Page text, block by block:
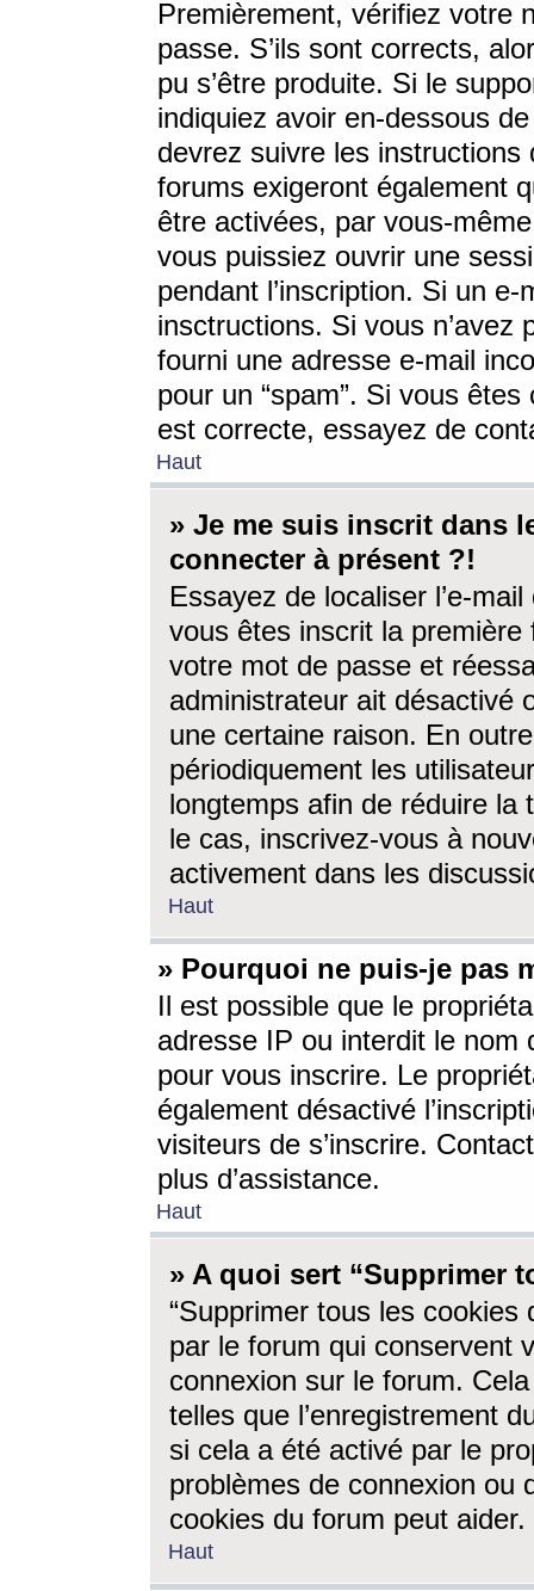
Premièrement, vérifiez votre
passe. S’ils sont corrects,
pu s’être produite. Si le
indiquiez avoir en-dessous
devrez suivre les
forums exigeront également
être activées, par vous-
vous puissiez ouvrir une
pendant l’inscription. Si un
insctructions. Si vous n’avez
fourni une adresse e-mail
pour un “spam”. Si vous
est correcte, essayez de
Haut
» Je me suis inscrit dans
connecter à présent ?!
Essayez de localiser l’e-
vous êtes inscrit la première
votre mot de passe et
administrateur ait désactivé
une certaine raison. En
périodiquement les
longtemps afin de réduire la
le cas, inscrivez-vous à
activement dans les
Haut
» Pourquoi ne puis-je pas
Il est possible que le
adresse IP ou interdit le nom
pour vous inscrire. Le
également désactivé
visiteurs de s’inscrire.
plus d’assistance.
Haut
» A quoi sert “Supprimer
“Supprimer tous les cookies
par le forum qui conservent
connexion sur le forum.
telles que l’enregistrement
si cela a été activé par le
problèmes de connexion ou
cookies du forum peut aider.
Haut